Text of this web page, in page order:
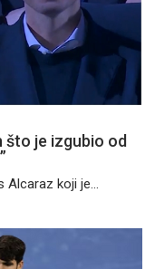
što je izgubio od
Alcaraz koji je...